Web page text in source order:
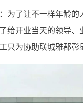
： 为了让不一样年龄的
给开业当天的领导、
只为协助联城雅郡彰